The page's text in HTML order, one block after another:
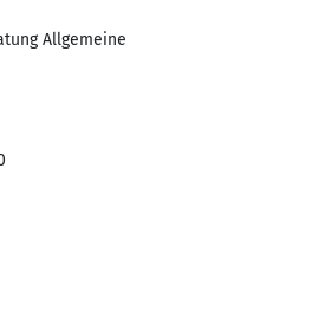
Allgemeine